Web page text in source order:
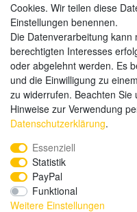
Kauf auf Rechnung
Vorkasse
Hier sind wir
Cookies. Wir teilen diese
Einstellungen benennen.
Die Datenverarbeitung
berechtigten Interesses
oder abgelehnt werden. Es
und die Einwilligung zu
zu widerrufen. Beachten Sie
Hinweise zur Verwendung
Daten­schutz­erklärung.
Essenziell
Statistik
PayPal
Funktional
Weitere Einstellungen